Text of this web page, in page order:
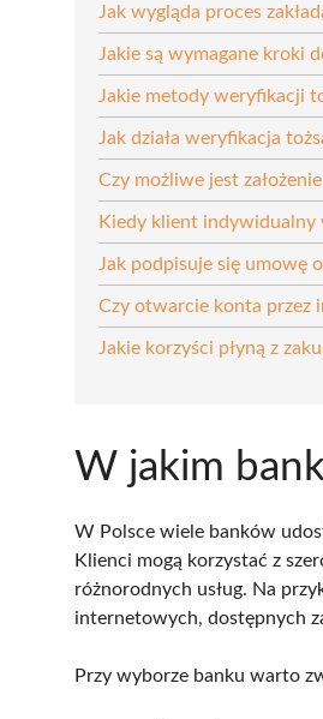
Jak wygląda proces
Jakie są wymagane kroki
Jakie metody weryfikacji
Jak działa weryfikacja
Czy możliwe jest
Kiedy klient indywidualny
Jak podpisuje się umowę
Czy otwarcie konta przez
Jakie korzyści płyną z
W jakim
W Polsce wiele banków
Klienci mogą korzystać z
różnorodnych usług. Na
internetowych, dostępnych
Przy wyborze banku warto